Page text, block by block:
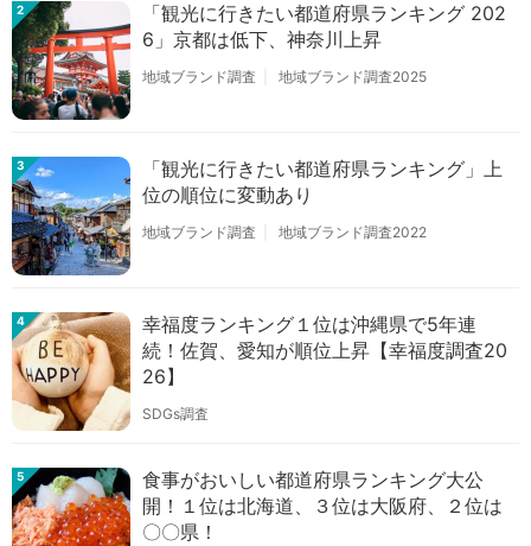
2
「観光に行きたい都道府県ランキング 202
6」京都は低下、神奈川上昇
地域ブランド調査 地域ブランド調査2025
3
「観光に行きたい都道府県ランキング」上
位の順位に変動あり
地域ブランド調査 地域ブランド調査2022
4
幸福度ランキング１位は沖縄県で5年連
続！佐賀、愛知が順位上昇【幸福度調査20
26】
SDGs調査
5
食事がおいしい都道府県ランキング大公
開！１位は北海道、３位は大阪府、２位は
〇〇県！